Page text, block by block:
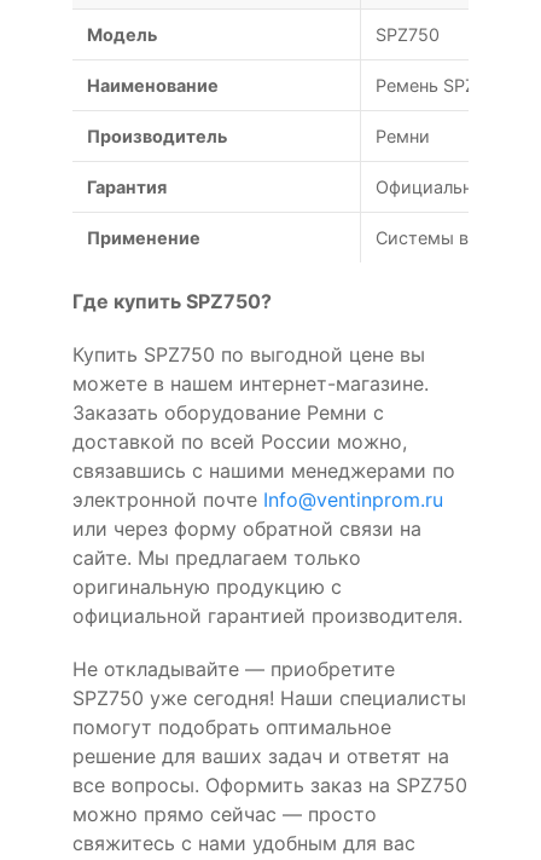
Модель SPZ750
Наименование Ремень SPZ 750
Производитель Ремни
Гарантия Официальная
Применение Системы
Где купить SPZ750?
Купить SPZ750 по выгодной цене вы
можете в нашем интернет-магазине.
Заказать оборудование Ремни с
доставкой по всей России можно,
связавшись с нашими менеджерами по
электронной почте Info@ventinprom.ru
или через форму обратной связи на
сайте. Мы предлагаем только
оригинальную продукцию с
официальной гарантией производителя.
Не откладывайте — приобретите
SPZ750 уже сегодня! Наши специалисты
помогут подобрать оптимальное
решение для ваших задач и ответят на
все вопросы. Оформить заказ на SPZ750
можно прямо сейчас — просто
свяжитесь с нами удобным для вас